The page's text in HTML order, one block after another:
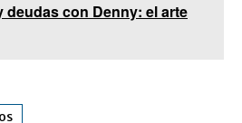
deudas con Denny: el arte